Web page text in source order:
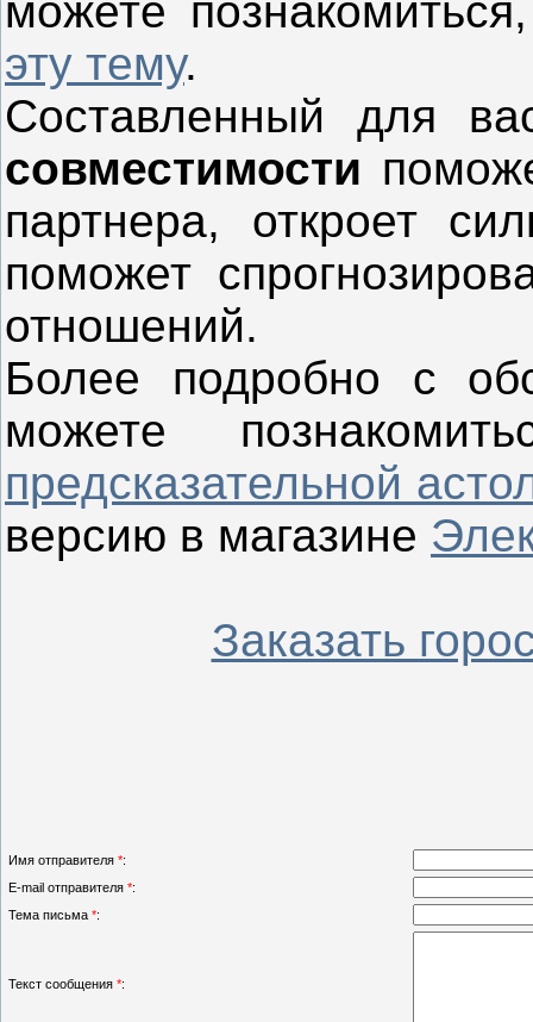
можете
эту тему.
Составленный для
совместимости
партнера, откроет
поможет
отношений.
Более подробно с
можете
предсказательной
версию в магазине
Заказать
Имя отправителя *:
E-mail отправителя *:
Тема письма *:
Текст сообщения *: